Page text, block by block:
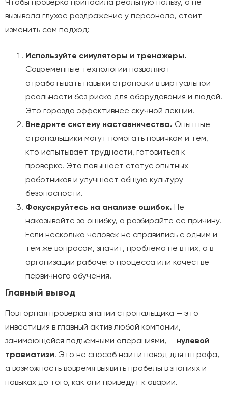
Чтобы проверка приносила реальную пользу, а не
вызывала глухое раздражение у персонала, стоит
изменить сам подход:
Используйте симуляторы и тренажеры.
Современные технологии позволяют
отрабатывать навыки строповки в виртуальной
реальности без риска для оборудования и людей.
Это гораздо эффективнее скучной лекции.
Внедрите систему наставничества. Опытные
стропальщики могут помогать новичкам и тем,
кто испытывает трудности, готовиться к
проверке. Это повышает статус опытных
работников и улучшает общую культуру
безопасности.
Фокусируйтесь на анализе ошибок. Не
наказывайте за ошибку, а разбирайте ее причину.
Если несколько человек не справились с одним и
тем же вопросом, значит, проблема не в них, а в
организации рабочего процесса или качестве
первичного обучения.
Главный вывод
Повторная проверка знаний стропальщика — это
инвестиция в главный актив любой компании,
занимающейся подъемными операциями, — нулевой
травматизм. Это не способ найти повод для штрафа,
а возможность вовремя выявить пробелы в знаниях и
навыках до того, как они приведут к аварии.